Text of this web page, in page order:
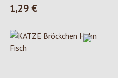
Regulärer Preis:
1,29 €